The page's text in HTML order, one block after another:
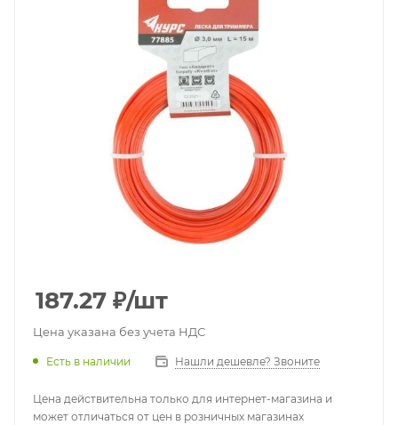
187.27 ₽/шт
Цена указана без учета НДС
Есть в наличии Нашли дешевле? Звоните
Цена действительна только для интернет-магазина и
может отличаться от цен в розничных магазинах